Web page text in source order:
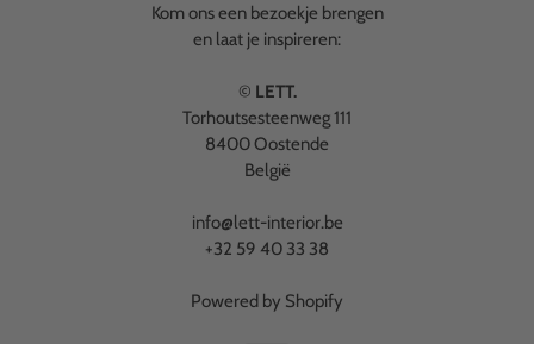
Kom ons een bezoekje brengen
en laat je inspireren:
© LETT.
Torhoutsesteenweg 111
8400 Oostende
België
info@lett-interior.be
+32 59 40 33 38
Powered by Shopify